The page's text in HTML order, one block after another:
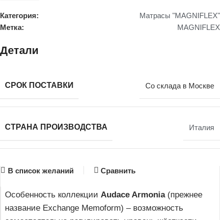
Категория:
Матрасы "MAGNIFLEX"
Метка:
MAGNIFLEX
Детали
СРОК ПОСТАВКИ Со склада в Москве
СТРАНА ПРОИЗВОДСТВА Италия
В список желаний Сравнить
Особенность коллекции Audace Armonia(прежнее
название Exchange Memoform) – возможность